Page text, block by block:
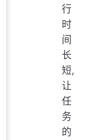
行
时
间
长
短,
让
任
务
的